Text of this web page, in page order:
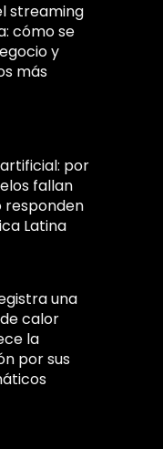
streaming
cómo se
y
más
por
fallan
responden
Latina
una
calor
la
por sus